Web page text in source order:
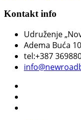
Kontakt info
Udruženje
Adema Buća 10
tel:+387